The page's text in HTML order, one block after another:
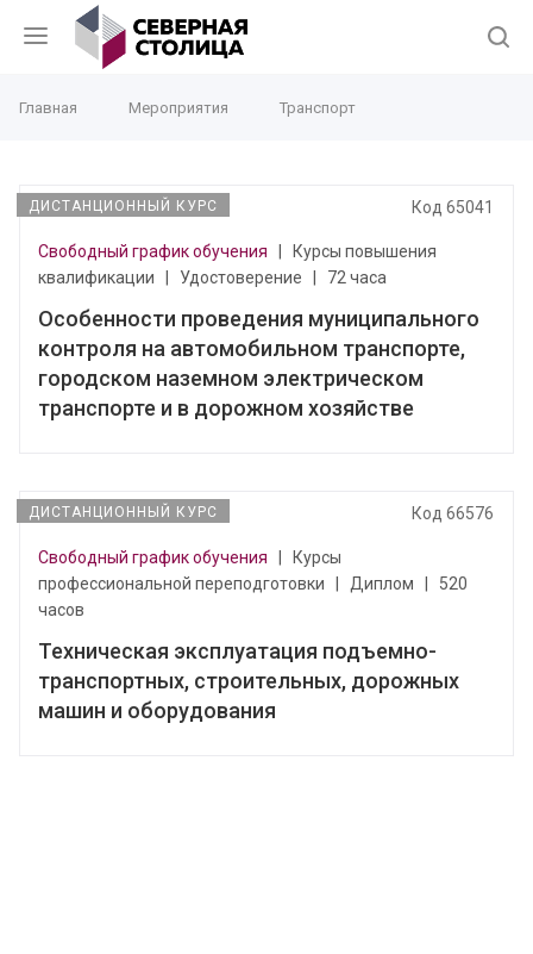
Главная Мероприятия Транспорт
ДИСТАНЦИОННЫЙ КУРС Код 65041
Свободный график обучения
Курсы повышения
квалификации
Удостоверение 72 часа
Особенности проведения муниципального
контроля на автомобильном транспорте,
городском наземном электрическом
транспорте и в дорожном хозяйстве
ДИСТАНЦИОННЫЙ КУРС Код 66576
Свободный график обучения
Курсы
профессиональной переподготовки
Диплом
520
часов
Техническая эксплуатация подъемно-
транспортных, строительных, дорожных
машин и оборудования